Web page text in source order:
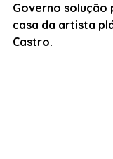
Governo solução
casa da artista
Castro.